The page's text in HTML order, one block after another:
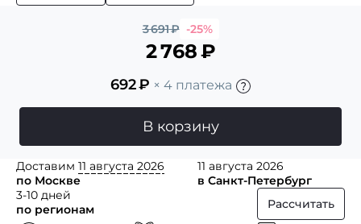
3 691₽ -25%
2 768₽
692₽ × 4 платежа
В корзину
Доставим 11 августа 2026
по Москве
11 августа 2026
в Санкт-Петербург
3-10 дней
по регионам
Рассчитать